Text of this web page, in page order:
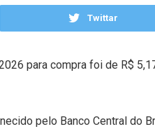
Twittar
para compra foi de R$
pelo Banco Central do